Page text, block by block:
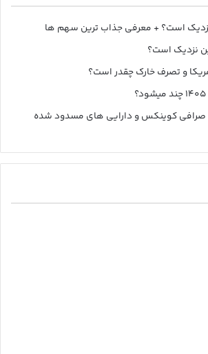
است؟ + معرفی جذاب ترین سهم ها
نزدیک است؟
و تصرف خارک چقدر است؟
صرافی کوینکس و دارایی های مسدود شده